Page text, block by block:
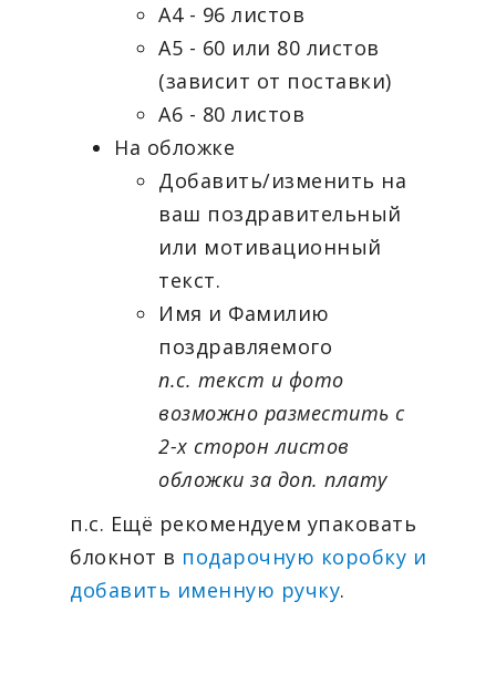
А4 - 96 листов
А5 - 60 или 80 листов
(зависит от поставки)
А6 - 80 листов
На обложке
Добавить/изменить на
ваш поздравительный
или мотивационный
текст.
Имя и Фамилию
поздравляемого
п.с. текст и фото
возможно разместить с
2-х сторон листов
обложки за доп. плату
п.с. Ещё рекомендуем упаковать
блокнот в подарочную коробку и
добавить именную ручку.